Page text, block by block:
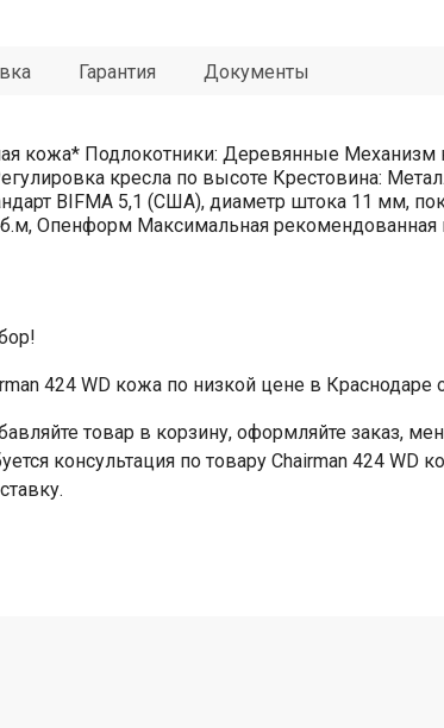
Гарантия Документы
Подлокотники: Деревянные Механизм
кресла по высоте Крестовина:
BIFMA 5,1 (США), диаметр штока 11 мм,
Опенформ Максимальная рекомендованная
424 WD кожа по низкой цене в Краснодаре
товар в корзину, оформляйте заказ,
консультация по товару Chairman 424